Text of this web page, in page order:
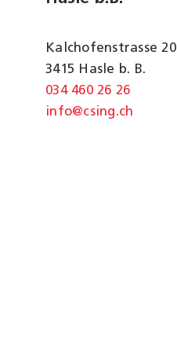
Kalchofenstrasse 20
3415 Hasle b. B.
034 460 26 26
info@csing.ch